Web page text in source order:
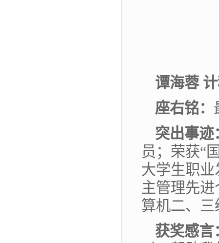
谭海蓉
座右铭：
突出事迹
员；荣获“
大学生职业
主管理先
算机二、
获奖感言